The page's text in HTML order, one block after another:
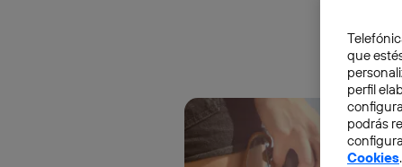
que
perfil
podrás
Cookies.